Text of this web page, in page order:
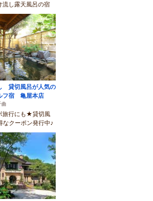
流し露天風呂の宿
貸切風呂が人気の
フ宿 亀屋本店
曲
旅行にも★貸切風
クーポン発行中♪